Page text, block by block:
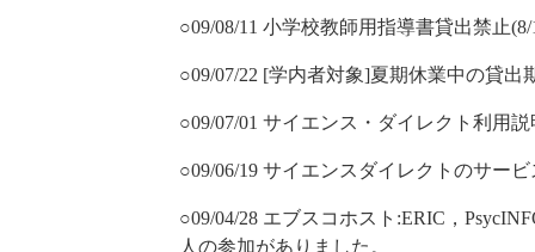
○09/08/11 小学校教師用指導書貸出禁止
○09/07/22 [学内者対象]夏期休業中の貸
○09/07/01 サイエンス・ダイレクト利用
○09/06/19 サイエンスダイレクトのサー
○09/04/28 エブスコホスト:ERIC，
人の参加がありました。